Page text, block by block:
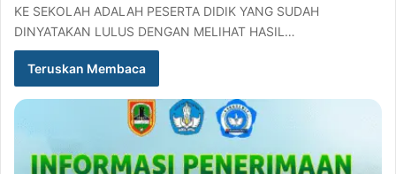
KE SEKOLAH ADALAH PESERTA DIDIK YANG SUDAH
DINYATAKAN LULUS DENGAN MELIHAT HASIL…
Teruskan Membaca